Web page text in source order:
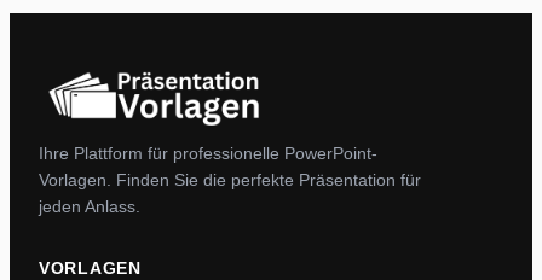
Ihre Plattform für professionelle PowerPoint-
Vorlagen. Finden Sie die perfekte Präsentation für
jeden Anlass.
VORLAGEN